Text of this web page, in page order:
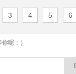
3 4 5 6
呢：）